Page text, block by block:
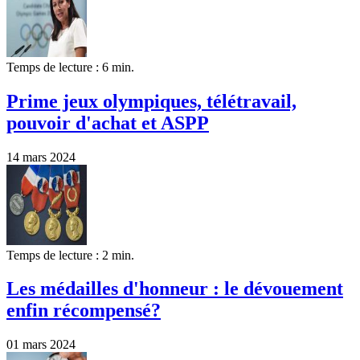
Temps de lecture : 6 min.
Prime jeux olympiques, télétravail,
pouvoir d'achat et ASPP
14 mars 2024
Temps de lecture : 2 min.
Les médailles d'honneur : le dévouement
enfin récompensé?
01 mars 2024